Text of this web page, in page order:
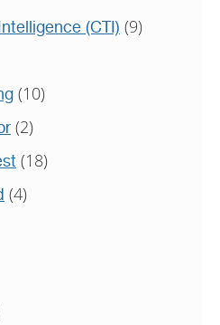
(CTI) (9)
(10)
(2)
(18)
(4)